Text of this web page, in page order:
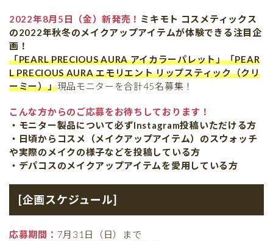
2022年8月5日（金）新発売！ ミキモト コスメティックス
の2022年秋冬のメイクアップアイテムが体験できる注目企
画！
「PEARL PRECIOUS AURA アイカラーパレット」「PEAR
L PRECIOUS AURA エモリエント リップスティック（クリ
ーミー）」現品モニターを合計45名募集！
こんな方からのご応募をお待ちしております！
・モニター製品について必ずInstagram投稿いただける方
・日頃からコスメ（メイクアップアイテム）のスウォッチ
や実際のメイクの様子などを投稿している方
・デパコスのメイクアップアイテムを愛用している方
[企画スケジュール]
応募期間： 7月31日（日）まで